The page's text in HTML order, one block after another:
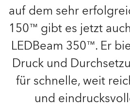
auf dem sehr
150™ gibt es jetzt
LEDBeam 350™. Er
Druck und
für schnelle, weit
und